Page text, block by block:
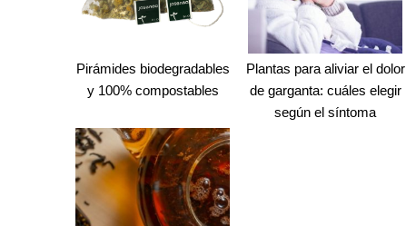
Pirámides biodegradables
y 100% compostables
Plantas para aliviar el dolor
de garganta: cuáles elegir
según el síntoma